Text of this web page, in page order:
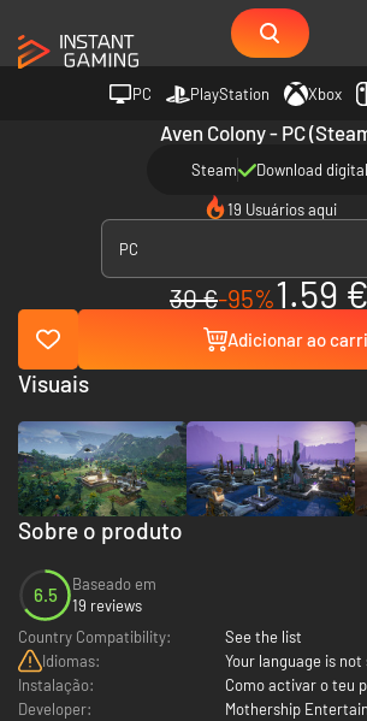
PC PlayStation Xbox
Aven Colony - PC
Steam Download digital
19 Usuários aqui
PC
30 €-95%1.59
Adicionar ao
Sobre o produto
6.5
Baseado em
19 reviews
Country Compatibility:
See the list
Idiomas:
Your language is
Instalação:
Como activar o teu
Developer:
Mothership
Visuais